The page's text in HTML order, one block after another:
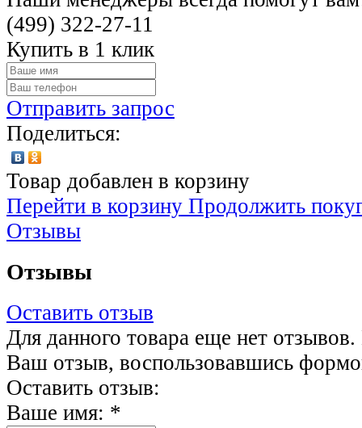
(499) 322-27-11
Купить в 1 клик
Отправить запрос
Поделиться:
Товар добавлен в корзину
Перейти в корзину Продолжить
Отзывы
Отзывы
Оставить отзыв
Для данного товара еще нет
Ваш отзыв, воспользовавшись
Оставить отзыв:
Ваше имя: *